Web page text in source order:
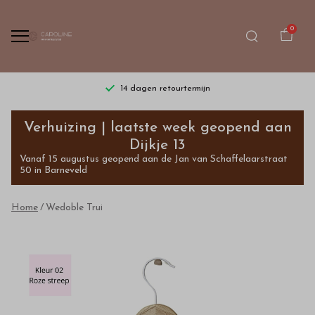
0
14 dagen retourtermijn
Wedoble
Trui
Bestel
van
hoge
Verhuizing | laatste week geopend aan
Dijkje 13
Vanaf 15 augustus geopend aan de Jan van Schaffelaarstraat
50 in Barneveld
Home Wedoble Trui